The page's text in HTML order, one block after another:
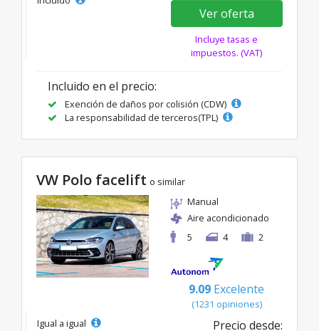
Ver oferta
Incluye tasas e
impuestos. (VAT)
Incluido en el precio:
Exención de daños por colisión (CDW)
La responsabilidad de terceros(TPL)
VW Polo facelift o similar
Manual
Aire acondicionado
5
4 2
9.09 Excelente
(1231 opiniones)
Igual a igual
Precio desde: